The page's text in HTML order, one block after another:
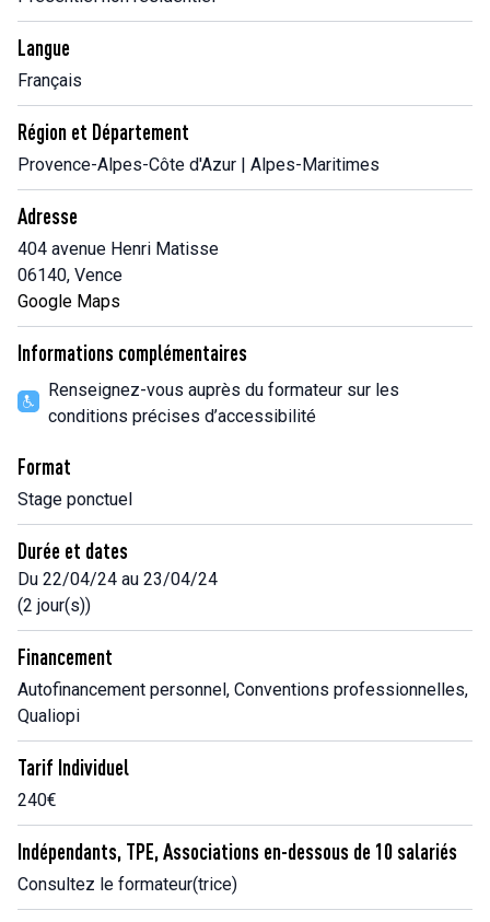
Langue
Français
Région et Département
Provence-Alpes-Côte d'Azur | Alpes-Maritimes
Adresse
404 avenue Henri Matisse
06140, Vence
Google Maps
Informations complémentaires
Renseignez-vous auprès du formateur sur les
conditions précises d’accessibilité
Format
Stage ponctuel
Durée et dates
Du 22/04/24 au 23/04/24
(2 jour(s))
Financement
Autofinancement personnel, Conventions professionnelles,
Qualiopi
Tarif Individuel
240€
Indépendants, TPE, Associations en-dessous de 10 salariés
Consultez le formateur(trice)